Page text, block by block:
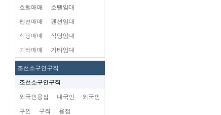
호텔매매 호텔임대
펜션매매 펜션임대
식당매매 식당임대
기타매매 기타임대
조선소구인구직
조선소구인구직
외국인용접 내국인 외국인
구인 구직 용접